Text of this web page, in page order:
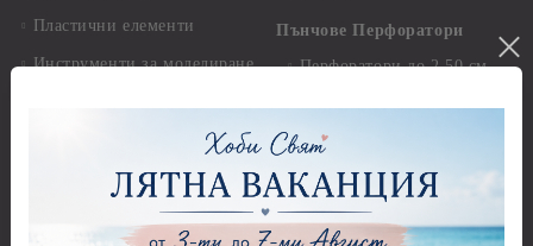
Пластични елементи
Инструменти за моделиране
Самосъхнеща глина
Полимерна Глина
Пънчове Перфоратори
Перфоратори до 2,50 см
Перфоратори 2,50 см
Перфоратори над 2,50 см
Бордюрни пънчове
Ъглови перфоратори